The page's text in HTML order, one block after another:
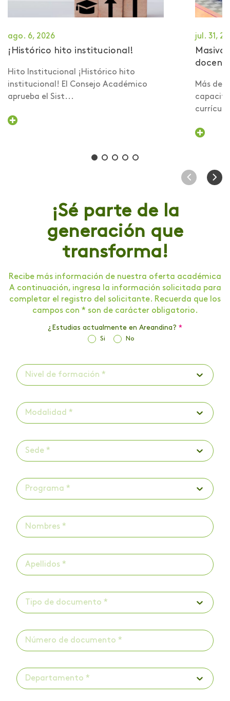
ago. 6, 2026
¡Histórico hito institucional!
Hito Institucional ¡Histórico hito
institucional! El Consejo Académico
aprueba el Sist...
jul. 31,
Más de
¡Sé parte de la
generación que
transforma!
Recibe más información de nuestra oferta académica
A continuación, ingresa la información solicitada para
completar el registro del solicitante. Recuerda que los
campos con * son de carácter obligatorio.
¿Estudias actualmente en Areandina? *
Si No
Nivel de formación *
Modalidad *
Sede *
Programa *
Tipo de documento *
Departamento *